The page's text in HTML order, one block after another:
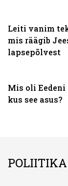
Leiti vanim
mis räägib
lapsepõlvest
Mis oli Eedeni
kus see asus?
POLIITIKA